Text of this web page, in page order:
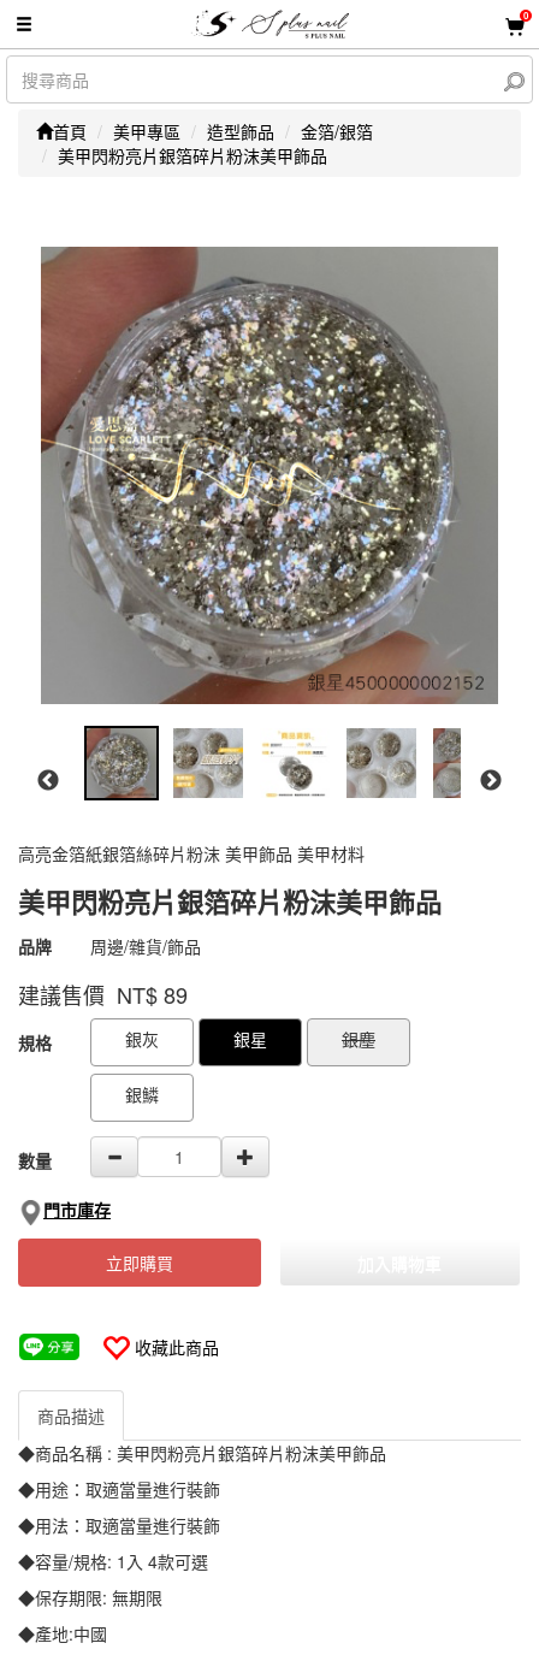
0
首頁 美甲專區 造型飾品
金箔/銀箔
美甲閃粉亮片銀箔碎片粉沫美甲飾品
高亮金箔紙銀箔絲碎片粉沫 美甲飾品 美甲材料
美甲閃粉亮片銀箔碎片粉沫美甲飾品
商品代號 4500000002152
4500000002152
品牌 周邊/雜貨/飾品
建議售價 NT$89
GOODS000000000000001301498
規格 銀灰 銀星 銀塵
銀鱗
數量
門市庫存
立即購買
收藏此商品
商品描述
◆商品名稱 : 美甲閃粉亮片銀箔碎片粉沫美甲飾品
◆用途：取適當量進行裝飾
◆用法：取適當量進行裝飾
◆容量/規格: 1入 4款可選
◆保存期限: 無期限
◆產地:中國